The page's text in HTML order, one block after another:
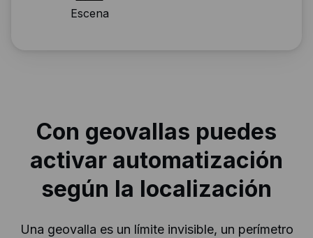
Escena
Con geovallas puedes
activar automatización
según la localización
Una geovalla es un límite invisible, un perímetro